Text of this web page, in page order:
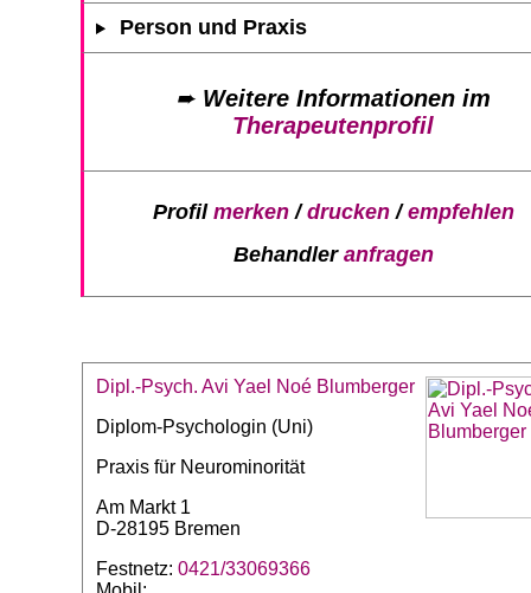
Person und Praxis
➨ Weitere Informationen im
Therapeutenprofil
Profil merken/drucken/empfehlen
Behandler anfragen
Dipl.-Psych. Avi Yael Noé Blumberger
Diplom-Psychologin (Uni)
Praxis für Neurominorität
Am Markt 1
D-28195 Bremen
Festnetz: 0421/33069366